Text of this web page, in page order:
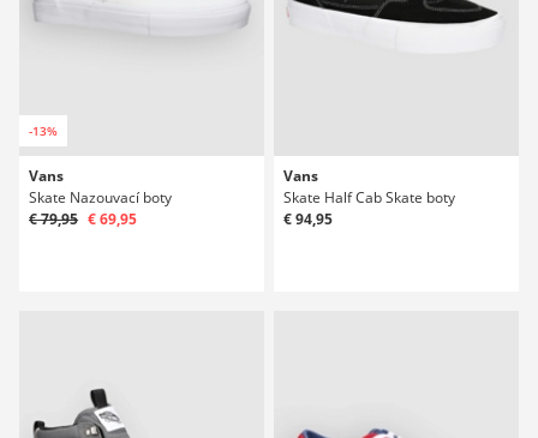
-13%
Vans
Skate Nazouvací boty
€ 79,95 € 69,95
Vans
Skate Half Cab Skate boty
€ 94,95